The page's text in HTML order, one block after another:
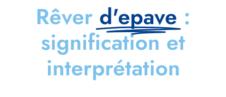
Rêver d'epave :
signification et
interprétation